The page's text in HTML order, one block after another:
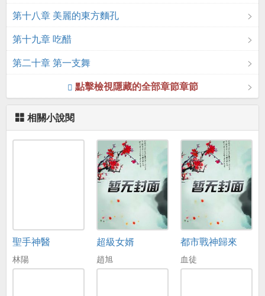
第十八章 美麗的東方麵孔
第十九章 吃醋
第二十章 第一支舞
點擊檢視隱藏的全部章節章節
相關小說閱
聖手神醫
林陽
超級女婿
趙旭
都市戰神歸來
血徒